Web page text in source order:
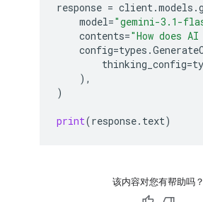
response = client.models .
model="gemini-3.1-
contents="How does
config=types .
thinking_config=
),
)
print(response. text)
该内容对您有帮助吗？